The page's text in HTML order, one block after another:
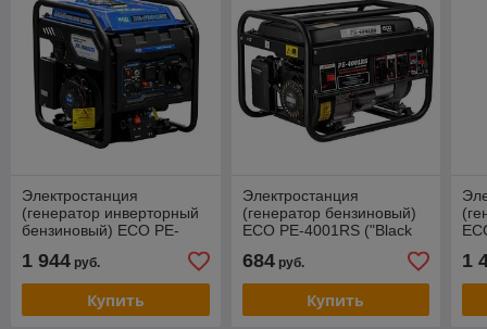
Электростанция
(генератор инверторный
бензиновый) ECO PE-
1 944 руб.
Купить
Электростанция
(генератор бензиновый)
ECO PE-4001RS ("Black
684руб.
Купить
1